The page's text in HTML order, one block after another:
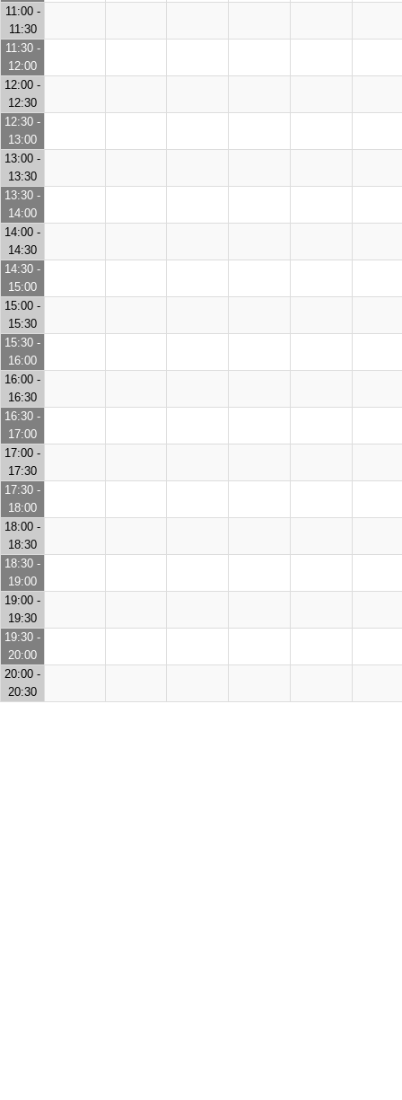
11:00 -
11:30
11:30 -
12:00
12:00 -
12:30
12:30 -
13:00
13:00 -
13:30
13:30 -
14:00
14:00 -
14:30
14:30 -
15:00
15:00 -
15:30
15:30 -
16:00
16:00 -
16:30
16:30 -
17:00
17:00 -
17:30
17:30 -
18:00
18:00 -
18:30
18:30 -
19:00
19:00 -
19:30
19:30 -
20:00
20:00 -
20:30